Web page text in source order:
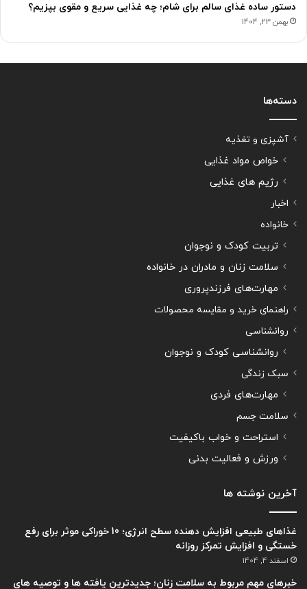
دستور ساده غذای سالم برای شام؛ چه غذایی سریع و مقوی بپزیم؟
بهمن 23, 1404
دسته‌ها
آشپزی و تغذیه
خواص مواد غذایی
رژیم های غذایی
اخبار
خانواده
تربیت کودک و نوجوان
سلامت زنان و مادران در خانواده
مهارت‌های فرزندپروری
راهنمای خرید و مقایسه محصولات
روانشناسی
روانشناسی کودک و نوجوان
سبک زندگی
مهارت‌های فردی
سلامت جسم
استراحت و خواب باکیفیت
ورزش و فعالیت بدنی
آخرین نوشته ها
غذاهای طبیعی افزایش دهنده سطح انرژی؛ 10 خوراکی موثر برای رفع
خستگی و افزایش تمرکز روزانه
اسفند 4, 1404
خبرهای مهم مربوط به سلامت زنان؛ جدیدترین یافته ها و توصیه های